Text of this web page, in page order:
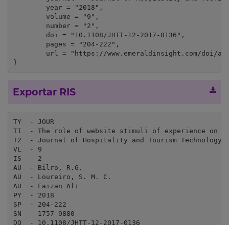
}
Exportar RIS
TY  - JOUR
TI  - The role of website stimuli of experience on
T2  - Journal of Hospitality and Tourism Technology
VL  - 9
IS  - 2
AU  - Bilro, R.G.
AU  - Loureiro, S. M. C.
AU  - Faizan Ali
PY  - 2018
SP  - 204-222
SN  - 1757-9880
DO  - 10.1108/JHTT-12-2017-0136